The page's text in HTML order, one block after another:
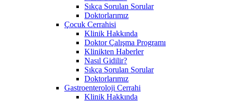
Sıkça Sorulan Sorular
Doktorlarımız
Çocuk Cerrahisi
Klinik Hakkında
Doktor Çalışma Programı
Klinikten Haberler
Nasıl Gidilir?
Sıkça Sorulan Sorular
Doktorlarımız
Gastroenteroloji Cerrahi
Klinik Hakkında